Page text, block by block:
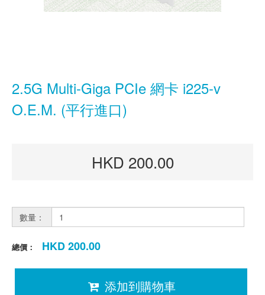
2.5G Multi-Giga PCIe 網卡 i225-v
O.E.M. (平行進口)
HKD 200.00
數量：
總價： HKD 200.00
添加到購物車